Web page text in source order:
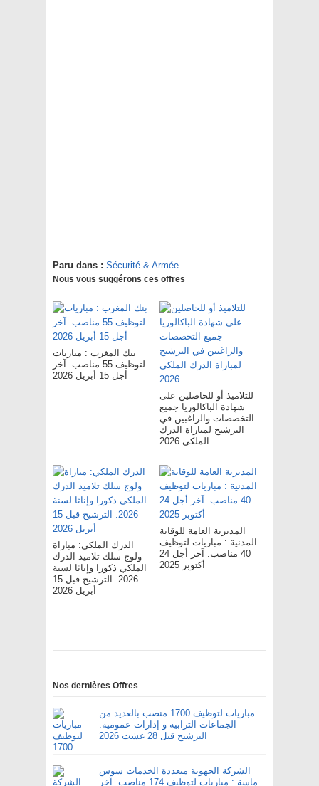
Paru dans : Sécurité & Armée
Nous vous suggérons ces offres
بنك المغرب : مباريات
لتوظيف 55 مناصب. آخر
أجل 15 أبريل 2026
للتلاميذ أو للحاصلين على
شهادة الباكالوريا جميع
التخصصات والراغبين في
الترشيح لمباراة الدرك
الملكي 2026
الدرك الملكي: مباراة
ولوج سلك تلاميذ الدرك
الملكي ذكورا وإناثا لسنة
2026. الترشيح قبل 15
أبريل 2026
المديرية العامة للوقاية
المدنية : مباريات لتوظيف
40 مناصب. آخر أجل 24
أكتوبر 2025
Nos dernières Offres
مباريات لتوظيف 1700 منصب بالعديد من
الجماعات الترابية و إدارات عمومية.
الترشيح قبل 28 غشت 2026
الشركة الجهوية متعددة الخدمات سوس
ماسة : مباريات لتوظيف 174 مناصب. آخر